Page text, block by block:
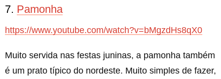
7. Pamonha
https://www.youtube.com/watch?v=bMgzdHs8qX0
Muito servida nas festas juninas, a pamonha também
é um prato típico do nordeste. Muito simples de fazer,